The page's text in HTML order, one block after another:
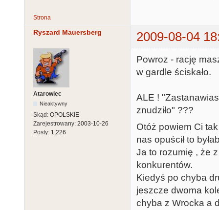
Strona
Ryszard Mauersberg 2009-08-04
Atarowiec
Nieaktywny
Skąd: OPOLSKIE
Zarejestrowany: 2003-10-26
Posty: 1,226
Powroz - rację
w gardle ściskało.
ALE !
znudziło" ???
Otóż powiem Ci
nas opuścił to
Ja to rozumię , że
konkurentów.
Kiedyś po chyba
jeszcze dwoma
chyba z Wrocka a